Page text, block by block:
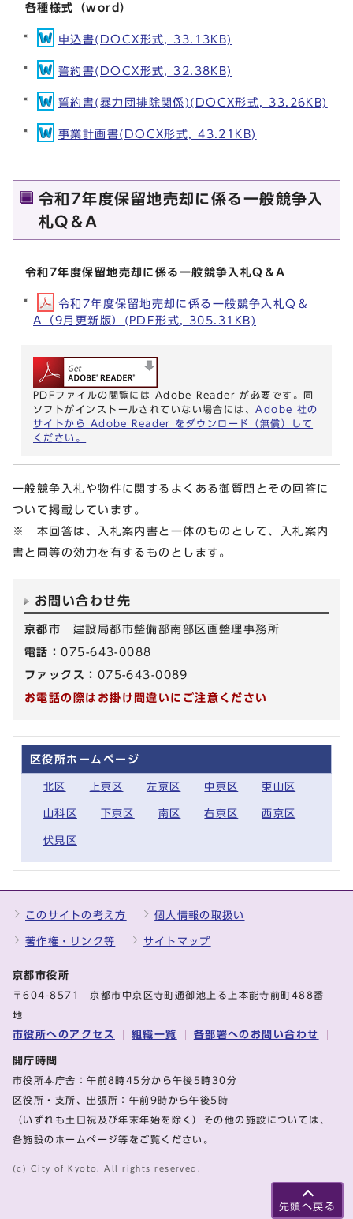
各種様式（word）
申込書(DOCX形式, 33.13KB)
誓約書(DOCX形式, 32.38KB)
誓約書(暴力団排除関係)(DOCX形式, 33.26KB)
事業計画書(DOCX形式, 43.21KB)
令和7年度保留地売却に係る一般競争入
札Q＆A
令和7年度保留地売却に係る一般競争入札Q＆A
令和7年度保留地売却に係る一般競争入札Q＆
A（9月更新版）(PDF形式, 305.31KB)
PDFファイルの閲覧には Adobe Reader が必要です。同
ソフトがインストールされていない場合には、 Adobe 社の
サイトから Adobe Reader をダウンロード（無償）して
ください。
一般競争入札や物件に関するよくある御質問とその回答に
ついて掲載しています。
※ 本回答は、入札案内書と一体のものとして、入札案内
書と同等の効力を有するものとします。
お問い合わせ先
京都市 建設局都市整備部南部区画整理事務所
電話：075-643-0088
ファックス： 075-643-0089
お電話の際はお掛け間違いにご注意ください
区役所ホームページ
北区 上京区 左京区 中京区 東山区
山科区 下京区 南区 右京区 西京区
伏見区
先頭へ戻る
このサイトの考え方 個人情報の取扱い
著作権・リンク等 サイトマップ
京都市役所
〒604-8571 京都市中京区寺町通御池上る上本能寺前町488番
地
市役所へのアクセス 組織一覧 各部署へのお問い合わせ
開庁時間
市役所本庁舎：午前8時45分から午後5時30分
区役所・支所、出張所：午前9時から午後5時
（いずれも土日祝及び年末年始を除く）その他の施設については、
各施設のホームページ等をご覧ください。
(c) City of Kyoto. All rights reserved.